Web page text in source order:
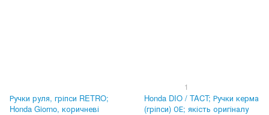
Ручки руля, гріпси RETRO;
Honda Giorno, коричневі
1
Honda DIO / TACT; Ручки керма
(гріпси) ОЕ; якість оригіналу